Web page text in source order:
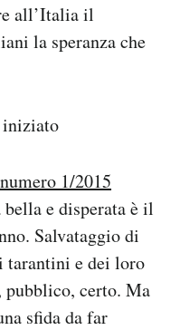
all’Italia il
la speranza che
iniziato
1/2015
e disperata è il
Salvataggio di
tarantini e dei loro
certo. Ma
sfida da far